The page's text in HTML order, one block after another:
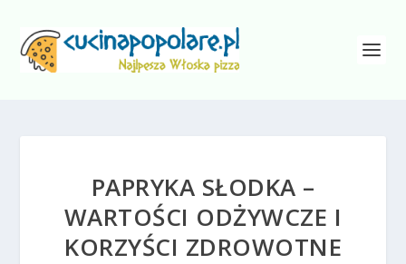
PAPRYKA SŁODKA –
WARTOŚCI ODŻYWCZE I
KORZYŚCI ZDROWOTNE